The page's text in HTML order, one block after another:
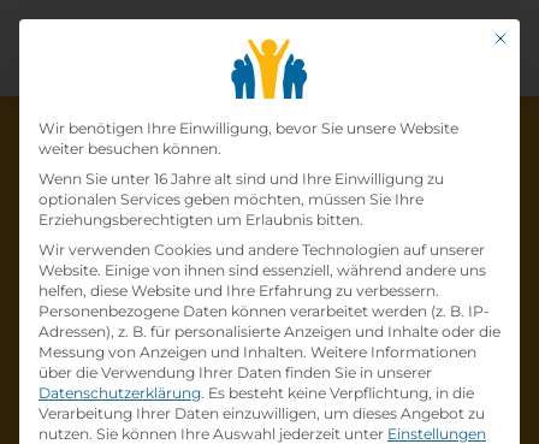
Die Lehrstelle wurde schon
besetzt!
Die LehrstelleLehre Einzelhandel (m/w/d)bei
Tchibo Österreich ist schonbesetzt.
Firmenprofil besuchen
Mit
Datenschutz-
Wir benötigen Ihre Einwilligung, bevor Sie unsere Website
weiter besuchen können.
Wenn Sie unter 16 Jahre alt sind und Ihre Einwilligung zu
optionalen Services geben möchten, müssen Sie Ihre
Erziehungsberechtigten um Erlaubnis bitten.
Wir verwenden Cookies und andere Technologien auf unserer
Website. Einige von ihnen sind essenziell, während andere uns
helfen, diese Website und Ihre Erfahrung zu verbessern.
Personenbezogene Daten können verarbeitet werden (z. B. IP-
Adressen), z. B. für personalisierte Anzeigen und Inhalte oder die
Messung von Anzeigen und Inhalten. Weitere Informationen
über die Verwendung Ihrer Daten finden Sie in unserer
Datenschutzerklärung. Es besteht keine Verpflichtung, in die
Verarbeitung Ihrer Daten einzuwilligen, um dieses Angebot zu
nutzen. Sie können Ihre Auswahl jederzeit unter Einstellungen